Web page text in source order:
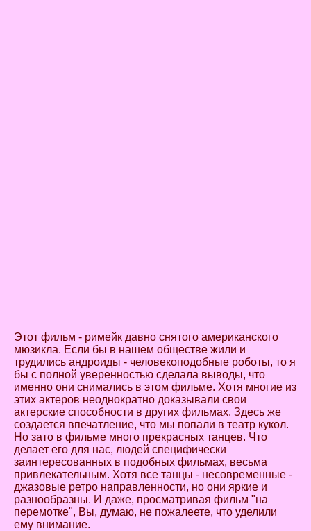
Этот фильм - римейк давно снятого американского
мюзикла. Если бы в нашем обществе жили и
трудились андроиды - человекоподобные роботы, то я
бы с полной уверенностью сделала выводы, что
именно они снимались в этом фильме. Хотя многие из
этих актеров неоднократно доказывали свои
актерские способности в других фильмах. Здесь же
создается впечатление, что мы попали в театр кукол.
Но зато в фильме много прекрасных танцев. Что
делает его для нас, людей специфически
заинтересованных в подобных фильмах, весьма
привлекательным. Хотя все танцы - несовременные -
джазовые ретро направленности, но они яркие и
разнообразны. И даже, просматривая фильм "на
перемотке", Вы, думаю, не пожалеете, что уделили
ему внимание.